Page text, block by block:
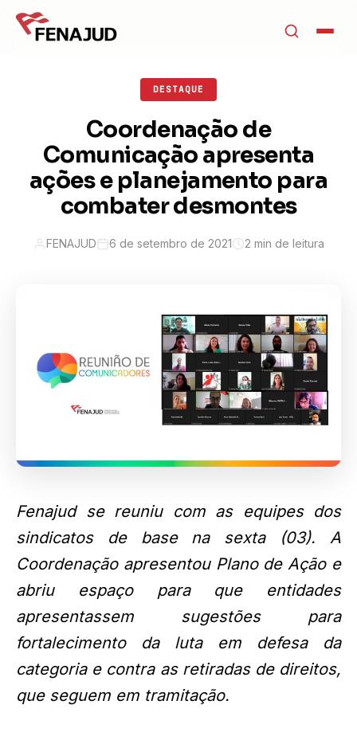
DESTAQUE
Coordenação de
Comunicação apresenta
ações e planejamento para
combater desmontes
FENAJUD 6 de setembro de 2021 2 min de leitura
Fenajud se reuniu com as equipes dos
sindicatos de base na sexta (03). A
Coordenação apresentou Plano de Ação e
abriu espaço para que entidades
apresentassem sugestões para
fortalecimento da luta em defesa da
categoria e contra as retiradas de direitos,
que seguem em tramitação.